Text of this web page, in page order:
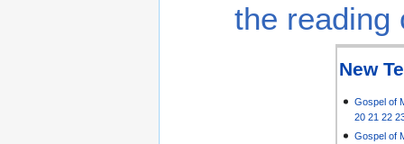
the reading
New
Gospel of
20 21 22
Gospel of